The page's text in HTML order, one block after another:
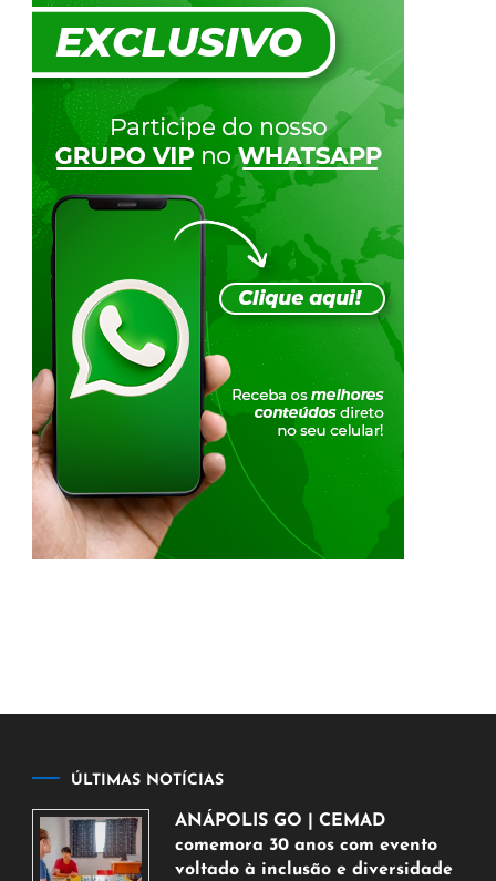
ÚLTIMAS NOTÍCIAS
ANÁPOLIS GO | CEMAD
comemora 30 anos com evento
voltado à inclusão e diversidade